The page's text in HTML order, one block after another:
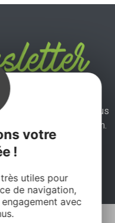
votre
!
utiles pour
de navigation,
avec
et laissez-vous
votre séjour en Aveyron.